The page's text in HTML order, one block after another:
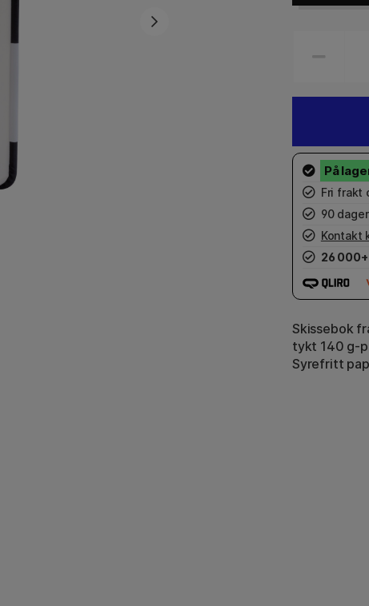
Fri frakt
90
Kontakt
26 000+
Skissebok
tykt 140 g-
Syrefritt